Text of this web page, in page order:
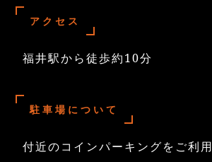
アクセス
福井駅から徒歩約10分
駐車場について
付近のコインパーキングをご利用